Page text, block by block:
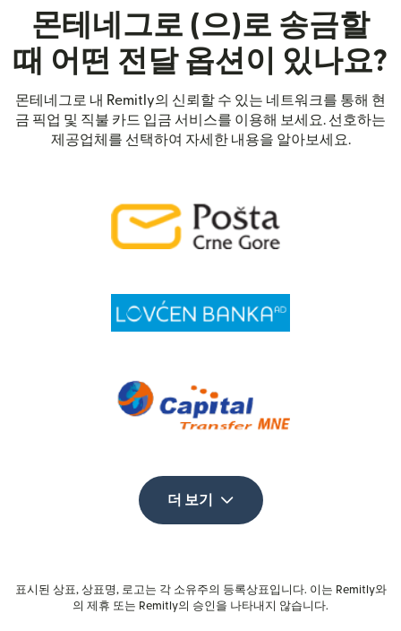
몬테네그로 (으)로 송금할
때 어떤 전달 옵션이 있나요?
몬테네그로 내 Remitly의 신뢰할 수 있는 네트워크를 통해 현
금 픽업 및 직불 카드 입금 서비스를 이용해 보세요. 선호하는
제공업체를 선택하여 자세한 내용을 알아보세요.
더 보기
표시된 상표, 상표명, 로고는 각 소유주의 등록상표입니다. 이는 Remitly와
의 제휴 또는 Remitly의 승인을 나타내지 않습니다.